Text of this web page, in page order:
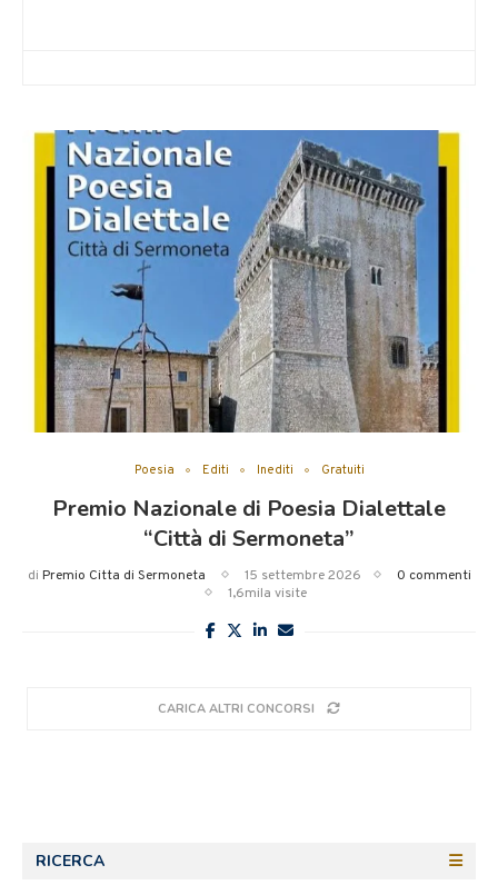
Poesia Editi Inediti Gratuiti
Premio Nazionale di Poesia Dialettale
“Città di Sermoneta”
di Premio Citta di Sermoneta 15 settembre 2026
0 commenti
1,6mila visite
CARICA ALTRI CONCORSI
RICERCA